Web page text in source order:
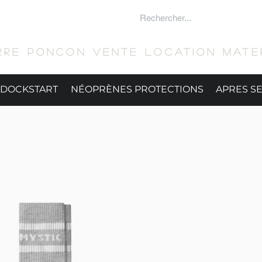
PONCON Vente location
DOCKSTART NÉOPRÈNES PROTECTIONS APRES